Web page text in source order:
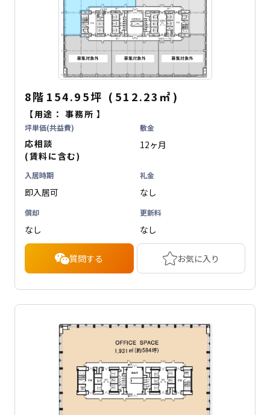
8階 154.95坪 ( 512.23 ㎡ )
【用途：事務所 】
坪単価(共益費)
応相談
(賃料に含む)
敷金
12ヶ月
入居時期
即入居可
礼金
なし
償却
なし
更新料
なし
質問する お気に入り